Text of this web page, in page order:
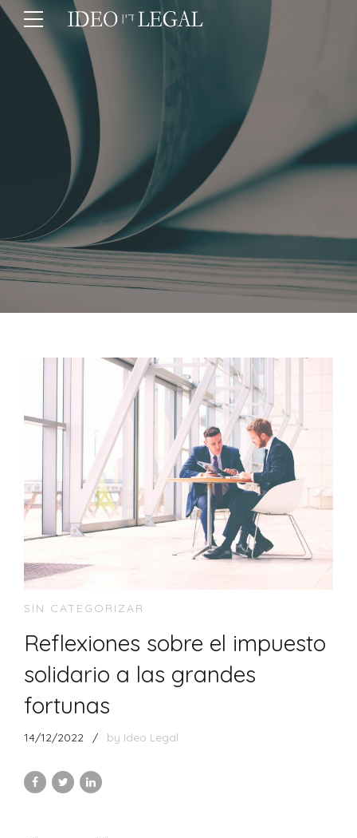
SIN CATEGORIZAR
Reflexiones sobre el impuesto
solidario a las grandes
fortunas
14/12/2022 by Ideo Legal